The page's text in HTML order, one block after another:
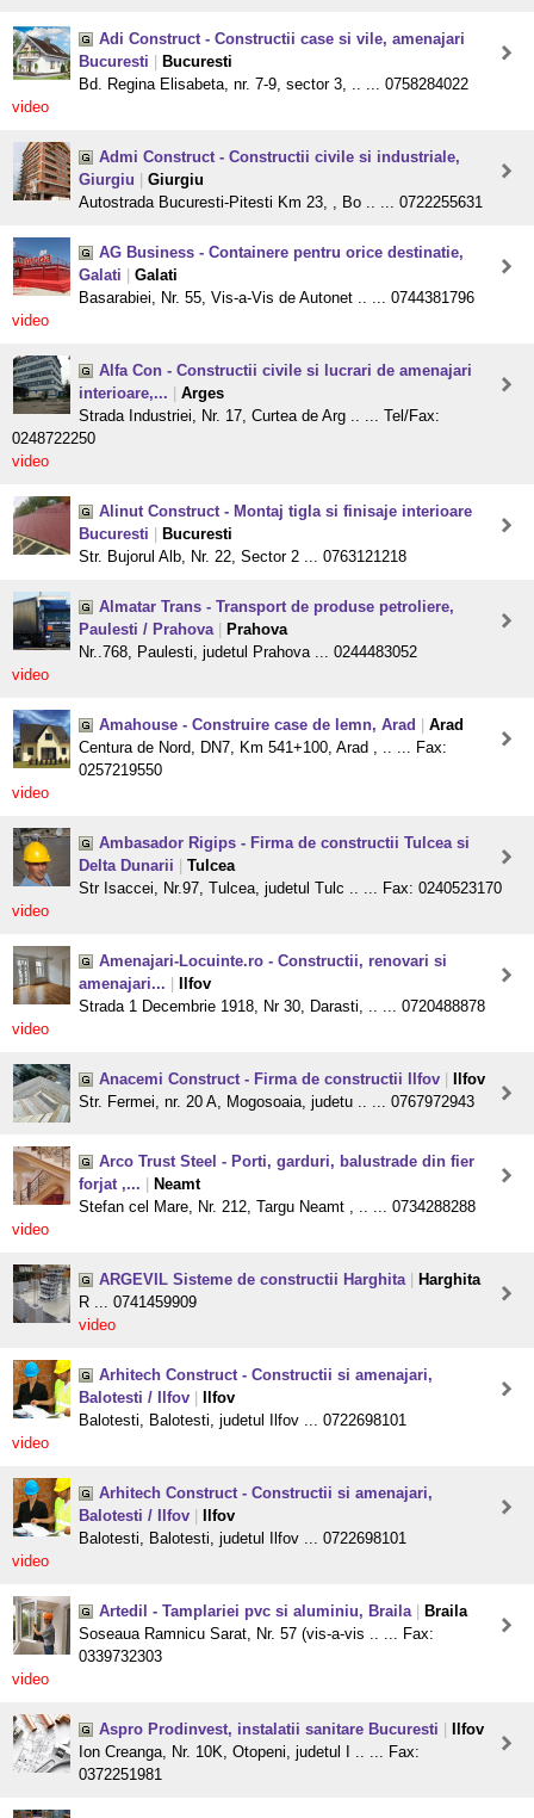
Adi Construct - Constructii case si vile, amenajari
Bucuresti
Bucuresti
Bd. Regina Elisabeta, nr. 7-9, sector 3, .. ... 0758284022
video
Admi Construct - Constructii civile si industriale,
Giurgiu
Giurgiu
Autostrada Bucuresti-Pitesti Km 23, , Bo .. ... 0722255631
AG Business - Containere pentru orice destinatie,
Galati
Galati
Basarabiei, Nr. 55, Vis-a-Vis de Autonet .. ... 0744381796
video
Alfa Con - Constructii civile si lucrari de amenajari
interioare,...
Arges
Strada Industriei, Nr. 17, Curtea de Arg .. ... Tel/Fax:
0248722250
video
Alinut Construct - Montaj tigla si finisaje interioare
Bucuresti
Bucuresti
Str. Bujorul Alb, Nr. 22, Sector 2 ... 0763121218
Almatar Trans - Transport de produse petroliere,
Paulesti / Prahova
Prahova
Nr..768, Paulesti, judetul Prahova ... 0244483052
video
Amahouse - Construire case de lemn, Arad
Arad
Centura de Nord, DN7, Km 541+100, Arad , .. ... Fax:
0257219550
video
Ambasador Rigips - Firma de constructii Tulcea si
Delta Dunarii
Tulcea
Str Isaccei, Nr.97, Tulcea, judetul Tulc .. ... Fax: 0240523170
video
Amenajari-Locuinte.ro - Constructii, renovari si
amenajari...
Ilfov
Strada 1 Decembrie 1918, Nr 30, Darasti, .. ... 0720488878
video
Anacemi Construct - Firma de constructii Ilfov
Ilfov
Str. Fermei, nr. 20 A, Mogosoaia, judetu .. ... 0767972943
Arco Trust Steel - Porti, garduri, balustrade din fier
forjat ,...
Neamt
Stefan cel Mare, Nr. 212, Targu Neamt , .. ... 0734288288
video
ARGEVIL Sisteme de constructii Harghita
Harghita
R ... 0741459909
video
Arhitech Construct - Constructii si amenajari,
Balotesti / Ilfov
Ilfov
Balotesti, Balotesti, judetul Ilfov ... 0722698101
video
Arhitech Construct - Constructii si amenajari,
Balotesti / Ilfov
Ilfov
Balotesti, Balotesti, judetul Ilfov ... 0722698101
video
Artedil - Tamplariei pvc si aluminiu, Braila
Braila
Soseaua Ramnicu Sarat, Nr. 57 (vis-a-vis .. ... Fax:
0339732303
video
Aspro Prodinvest, instalatii sanitare Bucuresti
Ilfov
Ion Creanga, Nr. 10K, Otopeni, judetul I .. ... Fax:
0372251981